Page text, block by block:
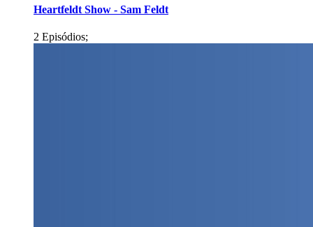
Heartfeldt Show - Sam Feldt
2 Episódios;